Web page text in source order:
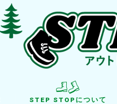
STEP STOPについて